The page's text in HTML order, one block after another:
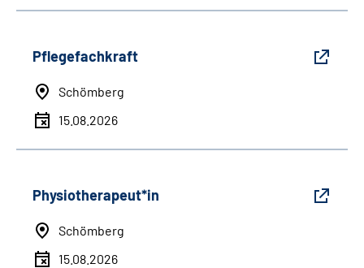
Pflegefachkraft
Schömberg
15.08.2026
Physiotherapeut*in
Schömberg
15.08.2026